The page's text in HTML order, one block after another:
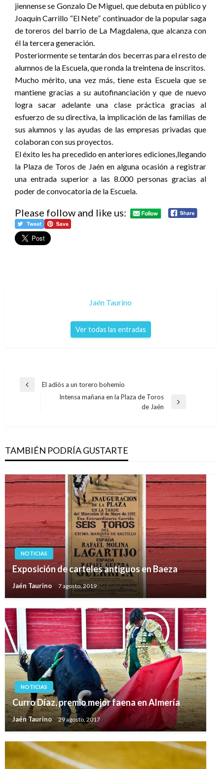
jiennense se Gonzalo De Miguel, que debuta en público y
Joaquín Carrillo “El Nete” continuador de la popular saga
de toreros del barrio de La Magdalena, que alcanza con
él la tercera generación.
Posteriormente se tentarán dos becerras para el resto de
alumnos de la Escuela, que ronda la treintena de inscritos.
Mucho mérito, una vez más, tiene esta Escuela que se
mantiene gracias a su autofinanciación y que de nuevo
logra sacar adelante una clase práctica gracias al
esfuerzo de su directiva, la implicación de las familias de
sus alumnos y las ayudas de las empresas privadas que
colaboran con sus proyectos.
El éxito les ha precedido en anteriores ediciones,llegando
la Plaza de Toros de Jaén en alguna ocasión a registrar
una entrada superior a las 8.000 personas gracias al
poder de convocatoria de la Escuela.
Please follow and like us:
Jaén Taurino
Ver todas las entradas
Navegación
Entrada
El adiós a un torero bohemio
Intensa mañana en la Plaza de Toros
de Jaén
TAMBIÉN PODRÍA GUSTARTE
NOTICIAS
Exposición de carteles antiguos en Baeza
Jaén Taurino 7 agosto, 2019
NOTICIAS
Curro Díaz, premio mejor faena en Almería
Jaén Taurino 29 agosto, 2017